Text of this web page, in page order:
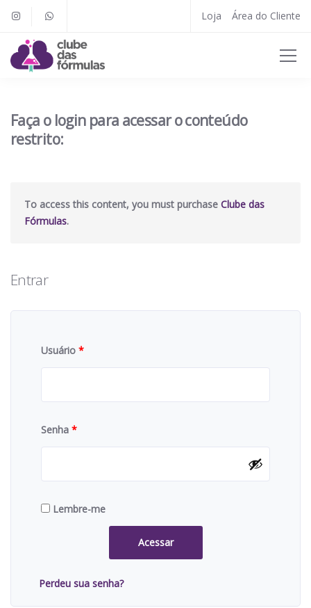
Loja Área do Cliente
Faça o login para acessar o conteúdo
restrito:
To access this content, you must purchase Clube das
Fórmulas.
Entrar
Usuário *
Senha *
Lembre-me
Acessar
Perdeu sua senha?